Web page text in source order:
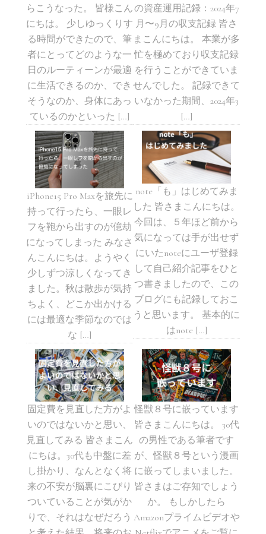
らこうなった。 皆様こん
にちは。 少しゆっくりす
る時間ができたので、筆
者にとってどのような一
日のルーティーンが最適
に生活できるのか、でき
そうなのか、身体にあっ
ているのかといった […]
の資産運用記録：2024年7
月〜9月の収支記録 皆さ
まこんにちは。 本業が多
忙を極めており収支記録
を行うことができていま
せんでした。 記録できて
いなかった期間、2024年3
[…]
iPhone15 Pro Maxを旅先に
持って行ったら、一眼レ
フを鞄から出すのが億劫
になってしまった みなさ
んこんにちは。ようやく
少しずつ涼しくなってき
ました。秋は散歩が気持
ちよく、どこか出かける
には最適な季節なのでは
な […]
note「も」はじめてみま
した 皆さまこんにちは。
今回は、５年ほど前から
気になっては手が出せず
にいたnoteにユーザ登録
して自己紹介記事をひと
つ書きましたので、この
ブログにも記録しておこ
うと思います。 基本的に
はnote […]
固定費を見直した方がよ
いのではないかと思い、
見直してみる 皆さまこん
にちは。30代も中盤に差
し掛かり、なんとなく将
来の不安が脳裏にこびり
ついていることが気がか
りで、それはなぜだろう
怪獣８号に嵌っています
皆さまこんにちは。 30代
の男性である筆者です
が、怪獣８号という漫画
に嵌ってしまいました。
皆さまはご存知でしょう
か。 もしかしたら
Amazonプライムビデオや